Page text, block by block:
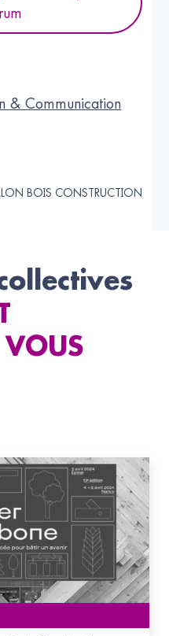
& Communication
BOIS CONSTRUCTION
VOUS